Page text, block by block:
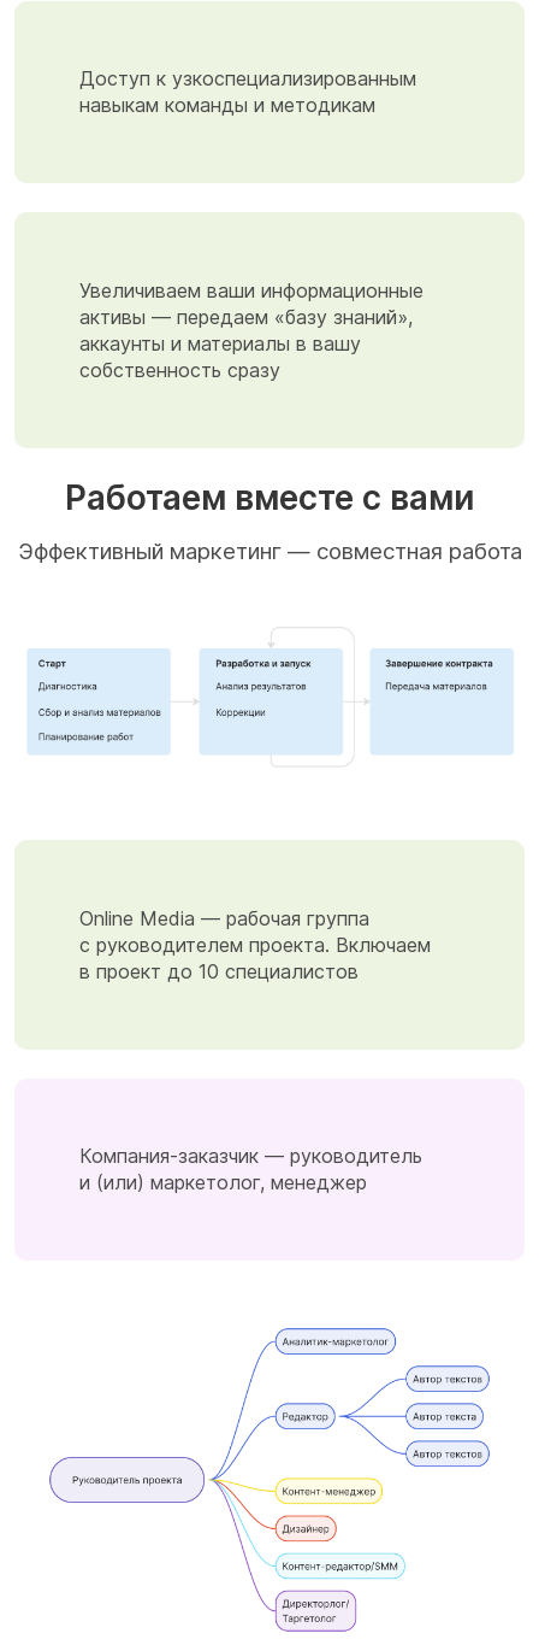
Доступ к узкоспециализированным
навыкам команды и методикам
Увеличиваем ваши информационные
активы — передаем «базу знаний»,
аккаунты и материалы в вашу
собственность сразу
Работаем вместе с вами
Эффективный маркетинг — совместная работа
Online Media — рабочая группа
с руководителем проекта. Включаем
в проект до 10 специалистов
Компания-заказчик — руководитель
и (или) маркетолог, менеджер